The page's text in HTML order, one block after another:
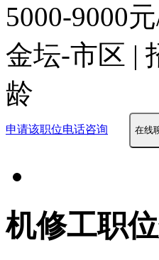
5000-9000元
金坛-市区 |
龄
申请该职位电话咨询 在线
机修工职